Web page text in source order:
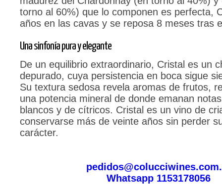
torno al 60%) que lo componen es perfecta,
años en las cavas y se reposa 8 meses tras
Una sinfonía pura y elegante
De un equilibrio extraordinario, Cristal es un
depurado, cuya persistencia en boca sigue
Su textura sedosa revela aromas de frutos,
una potencia mineral de donde emanan
blancos y de cítricos. Cristal es un vino de
conservarse más de veinte años sin perder
carácter.
Whatsapp 1153178056